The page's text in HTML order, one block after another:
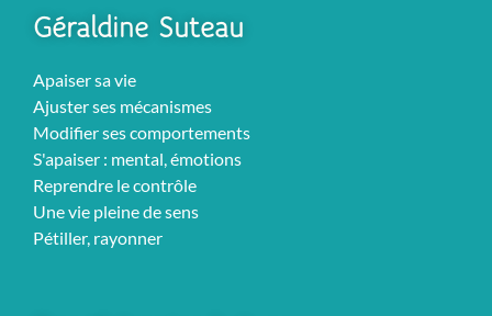
Géraldine Suteau
Apaiser sa vie
Ajuster ses mécanismes
Modifier ses comportements
S'apaiser : mental, émotions
Reprendre le contrôle
Une vie pleine de sens
Pétiller, rayonner